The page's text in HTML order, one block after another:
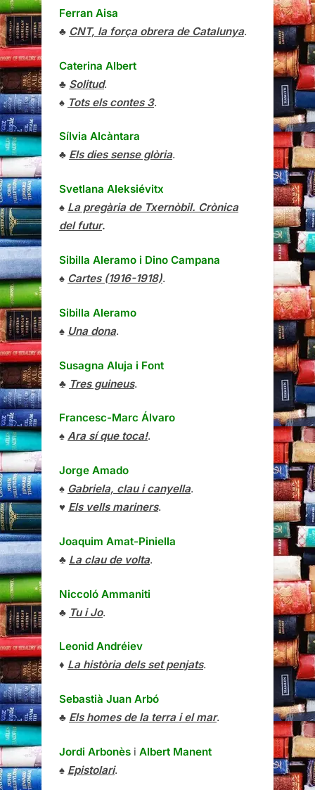
Ferran Aisa
♣ CNT, la força obrera de Catalunya.
Caterina Albert
♣ Solitud.
♠ Tots els contes 3.
Sílvia Alcàntara
♣ Els dies sense glòria.
Svetlana Aleksiévitx
♠ La pregària de Txernòbil. Crònica
del futur.
Sibilla Aleramo i Dino Campana
♠ Cartes (1916-1918).
Sibilla Aleramo
♠ Una dona.
Susagna Aluja i Font
♣ Tres guineus.
Francesc-Marc Álvaro
♠ Ara sí que toca!.
Jorge Amado
♠ Gabriela, clau i canyella.
♥ Els vells mariners.
Joaquim Amat-Piniella
♣ La clau de volta.
Niccoló Ammaniti
♣ Tu i Jo.
Leonid Andréiev
♦ La història dels set penjats.
Sebastià Juan Arbó
♣ Els homes de la terra i el mar.
Jordi Arbonès i Albert Manent
♠ Epistolari.